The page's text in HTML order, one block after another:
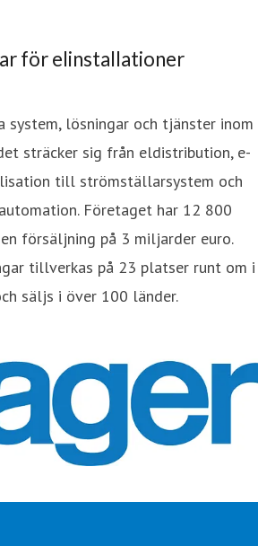
för elinstallationer
system, lösningar och tjänster inom
sträcker sig från eldistribution, e-
till strömställarsystem och
Företaget har 12 800
försäljning på 3 miljarder euro.
tillverkas på 23 platser runt om i
säljs i över 100 länder.